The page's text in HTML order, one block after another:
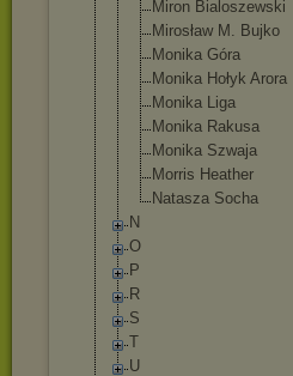
Miron Bialoszewski
Mirosław M. Bujko
Monika Góra
Monika Hołyk Arora
Monika Liga
Monika Rakusa
Monika Szwaja
Morris Heather
Natasza Socha
N
O
P
R
S
T
U